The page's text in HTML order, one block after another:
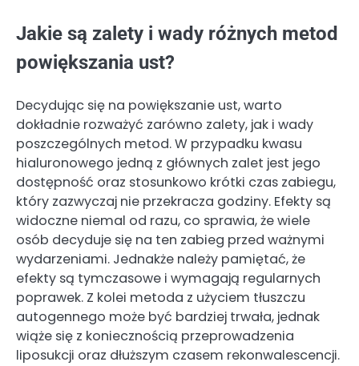
Jakie są zalety i wady różnych metod
powiększania ust?
Decydując się na powiększanie ust, warto
dokładnie rozważyć zarówno zalety, jak i wady
poszczególnych metod. W przypadku kwasu
hialuronowego jedną z głównych zalet jest jego
dostępność oraz stosunkowo krótki czas zabiegu,
który zazwyczaj nie przekracza godziny. Efekty są
widoczne niemal od razu, co sprawia, że wiele
osób decyduje się na ten zabieg przed ważnymi
wydarzeniami. Jednakże należy pamiętać, że
efekty są tymczasowe i wymagają regularnych
poprawek. Z kolei metoda z użyciem tłuszczu
autogennego może być bardziej trwała, jednak
wiąże się z koniecznością przeprowadzenia
liposukcji oraz dłuższym czasem rekonwalescencji.